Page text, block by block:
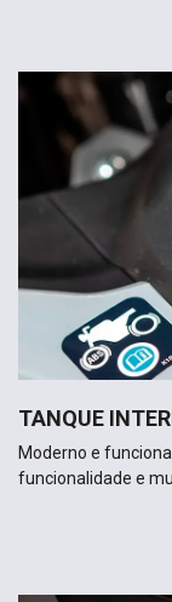
TANQUE
Moderno e
funcionalidade e